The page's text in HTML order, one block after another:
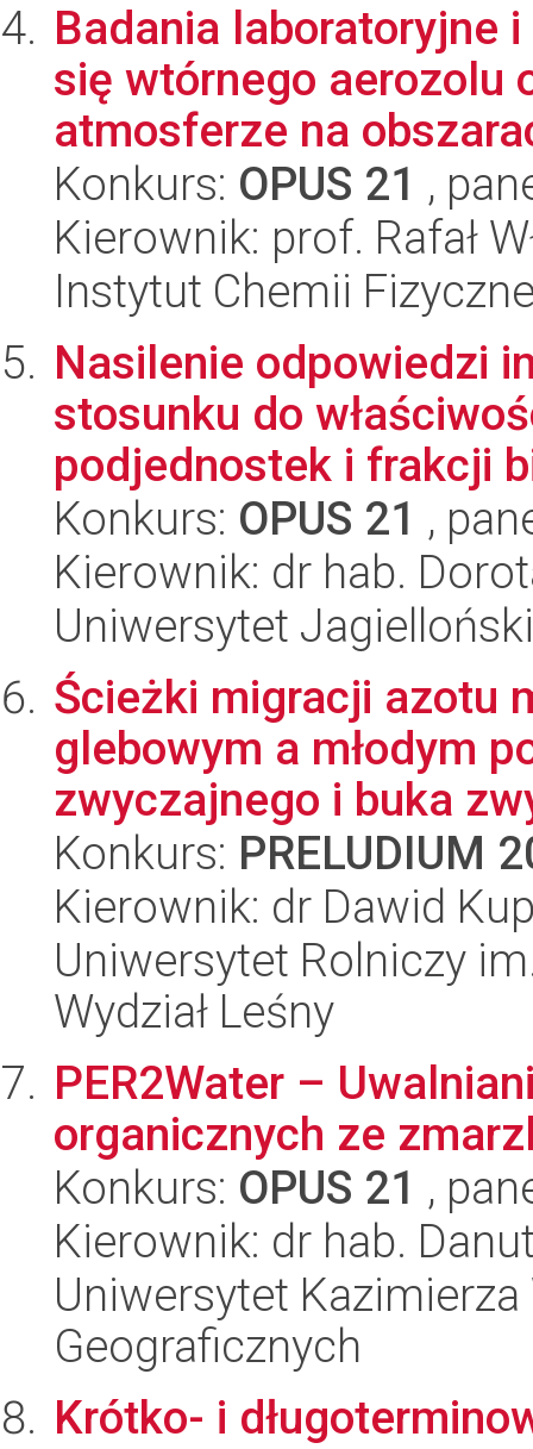
Badania laboratoryjne
się wtórnego aerozolu
atmosferze na
Konkurs: OPUS 21 ,
Kierownik: prof. Rafał
Instytut Chemii
Nasilenie odpowiedzi
stosunku do
podjednostek i frakcji
Konkurs: OPUS 21 ,
Kierownik: dr hab.
Uniwersytet
Ścieżki migracji azotu
glebowym a młodym
zwyczajnego i buka
Konkurs: PRELUDIUM
Kierownik: dr Dawid
Uniwersytet Rolniczy
Wydział Leśny
PER2Water –
organicznych ze
Konkurs: OPUS 21 ,
Kierownik: dr hab.
Uniwersytet Kazimierza
Geograficznych
Krótko- i